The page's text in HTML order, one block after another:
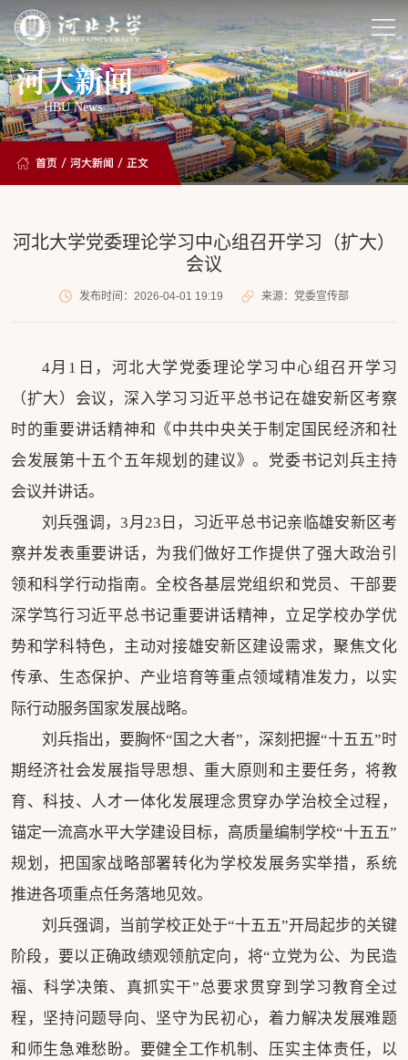
河大新闻
HBU News
首页 /河大新闻 / 正文
河北大学党委理论学习中心组召开学习（扩大）
会议
发布时间：2026-04-01 19:19 来源：党委宣传部
4月1日，河北大学党委理论学习中心组召开学习
（扩大）会议，深入学习习近平总书记在雄安新区考察
时的重要讲话精神和《中共中央关于制定国民经济和社
会发展第十五个五年规划的建议》。党委书记刘兵主持
会议并讲话。
刘兵强调，3月23日，习近平总书记亲临雄安新区考
察并发表重要讲话，为我们做好工作提供了强大政治引
领和科学行动指南。全校各基层党组织和党员、干部要
深学笃行习近平总书记重要讲话精神，立足学校办学优
势和学科特色，主动对接雄安新区建设需求，聚焦文化
传承、生态保护、产业培育等重点领域精准发力，以实
际行动服务国家发展战略。
刘兵指出，要胸怀“国之大者”，深刻把握“十五五”时
期经济社会发展指导思想、重大原则和主要任务，将教
育、科技、人才一体化发展理念贯穿办学治校全过程，
锚定一流高水平大学建设目标，高质量编制学校“十五五”
规划，把国家战略部署转化为学校发展务实举措，系统
推进各项重点任务落地见效。
刘兵强调，当前学校正处于“十五五”开局起步的关键
阶段，要以正确政绩观领航定向，将“立党为公、为民造
福、科学决策、真抓实干”总要求贯穿到学习教育全过
程，坚持问题导向、坚守为民初心，着力解决发展难题
和师生急难愁盼。要健全工作机制、压实主体责任，以